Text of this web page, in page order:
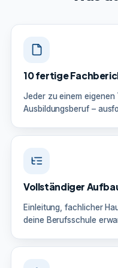
10 fertige
Jeder zu einem eigenen
Ausbildungsberuf –
Vollständiger
Einleitung, fachlicher
deine Berufsschule